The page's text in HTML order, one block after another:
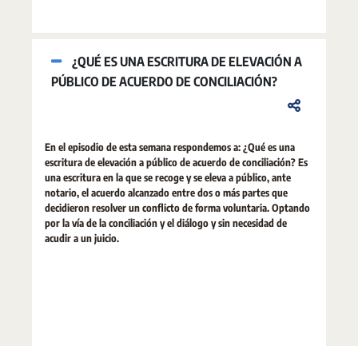
¿QUÉ ES UNA ESCRITURA DE ELEVACIÓN A
PÚBLICO DE ACUERDO DE CONCILIACIÓN?
En el episodio de esta semana respondemos a: ¿Qué es una
escritura de elevación a público de acuerdo de conciliación? Es
una escritura en la que se recoge y se eleva a público, ante
notario, el acuerdo alcanzado entre dos o más partes que
decidieron resolver un conflicto de forma voluntaria. Optando
por la vía de la conciliación y el diálogo y sin necesidad de
acudir a un juicio.